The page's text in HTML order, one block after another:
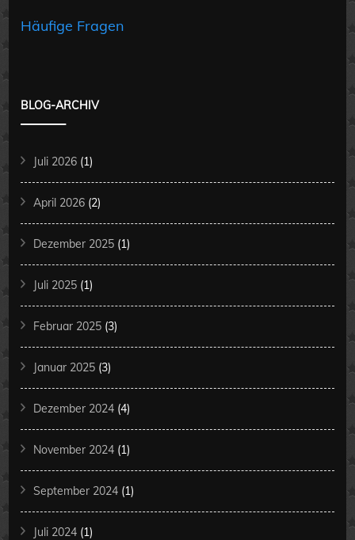
Häufige Fragen
BLOG-ARCHIV
Juli 2026 (1)
April 2026 (2)
Dezember 2025 (1)
Juli 2025 (1)
Februar 2025 (3)
Januar 2025 (3)
Dezember 2024 (4)
November 2024 (1)
September 2024 (1)
Juli 2024 (1)